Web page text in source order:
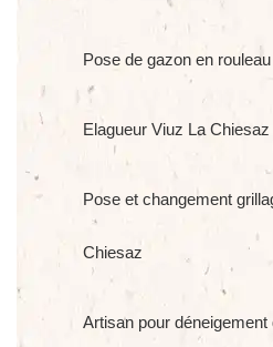
Pose de gazon en
Elagueur Viuz La Chiesaz
Pose et changement
Chiesaz
Artisan pour